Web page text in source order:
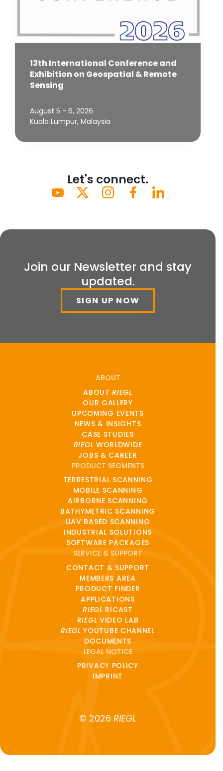
13th International Conference and
Exhibition on Geospatial & Remote
Sensing
August 5 - 6, 2026
Kuala Lumpur, Malaysia
Let's connect.
Join our Newsletter and stay
updated.
SIGN UP NOW
ABOUT
ABOUTRIEGL
OUR GALLERY
UPCOMING EVENTS
NEWS & INSIGHTS
CASE STUDIES
RIEGL WORLDWIDE
JOBS & CAREER
PRODUCT SEGMENTS
TERRESTRIAL SCANNING
MOBILE SCANNING
AIRBORNE SCANNING
BATHYMETRIC SCANNING
UAV BASED SCANNING
INDUSTRIAL SOLUTIONS
SOFTWARE PACKAGES
SERVICE & SUPPORT
CONTACT & SUPPORT
MEMBERS AREA
PRODUCT FINDER
APPLICATIONS
RIEGL RICAST
RIEGL VIDEO LAB
RIEGL YOUTUBE CHANNEL
DOCUMENTS
LEGAL NOTICE
PRIVACY POLICY
IMPRINT
© 2026 RIEGL